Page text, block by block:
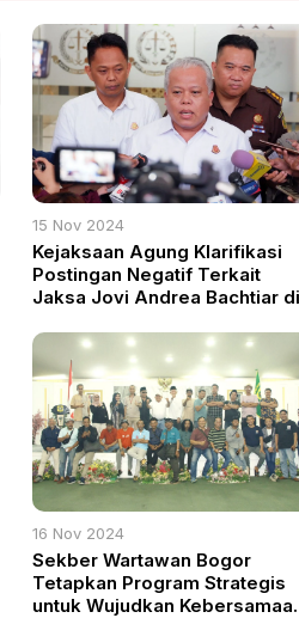
15 Nov 2024
Kejaksaan Agung Klarifikasi
Postingan Negatif Terkait
Jaksa Jovi Andrea Bachtiar di
16 Nov 2024
Sekber Wartawan Bogor
Tetapkan Program Strategis
untuk Wujudkan